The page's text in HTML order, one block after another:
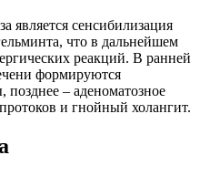
является сенсибилизация
что в дальнейшем
реакций. В ранней
формируются
– аденоматозное
и гнойный холангит.